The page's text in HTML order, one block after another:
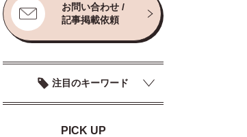
お問い合わせ /
記事掲載依頼
注目のキーワード
PICK UP